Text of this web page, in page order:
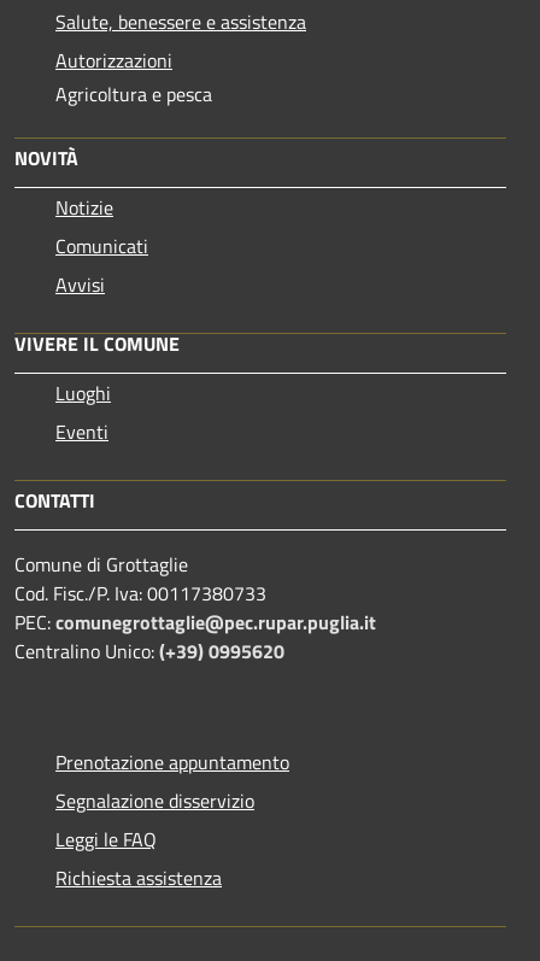
Salute, benessere e assistenza
Autorizzazioni
Agricoltura e pesca
NOVITÀ
Notizie
Comunicati
Avvisi
VIVERE IL COMUNE
Luoghi
Eventi
CONTATTI
Comune di Grottaglie
Cod. Fisc./P. Iva: 00117380733
PEC:comunegrottaglie@pec.rupar.puglia.it
Centralino Unico:(+39) 0995620
Prenotazione appuntamento
Segnalazione disservizio
Leggi le FAQ
Richiesta assistenza